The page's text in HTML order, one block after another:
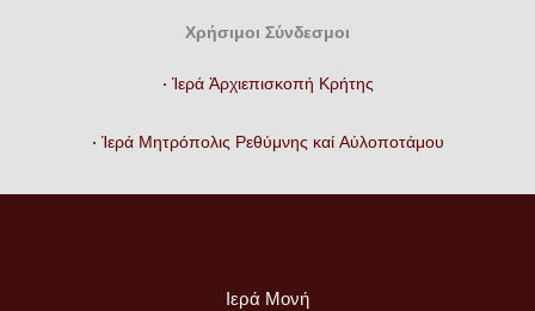
Χρήσιμοι Σύνδεσμοι
• Ἱερά Ἀρχιεπισκοπή Κρήτης
• Ἱερά Μητρόπολις Ρεθύμνης καί Αὐλοποτάμου
Ιερά Μονή